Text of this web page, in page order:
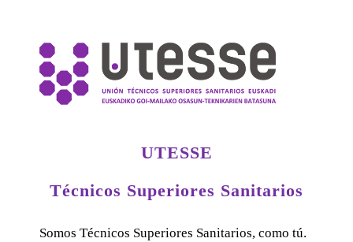
UTESSE
Técnicos Superiores Sanitarios
Somos Técnicos Superiores Sanitarios, como tú.